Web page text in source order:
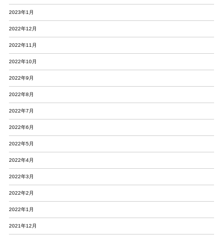
2023年1月
2022年12月
2022年11月
2022年10月
2022年9月
2022年8月
2022年7月
2022年6月
2022年5月
2022年4月
2022年3月
2022年2月
2022年1月
2021年12月